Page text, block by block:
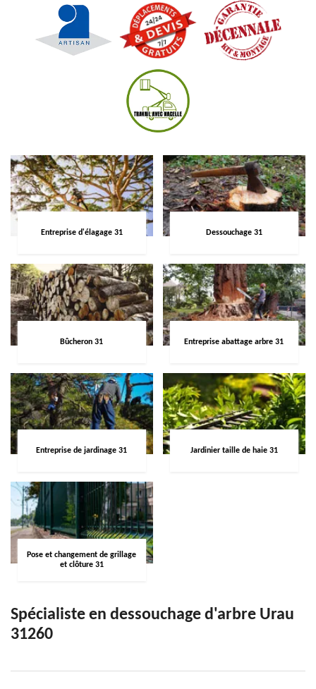
Entreprise d'élagage 31 Dessouchage 31
Bûcheron 31 Entreprise abattage arbre 31
Entreprise de jardinage 31 Jardinier taille de haie 31
Pose et changement de grillage
et clôture 31
Spécialiste en dessouchage d'arbre Urau
31260